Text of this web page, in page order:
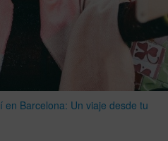
Barcelona: Un viaje desde tu